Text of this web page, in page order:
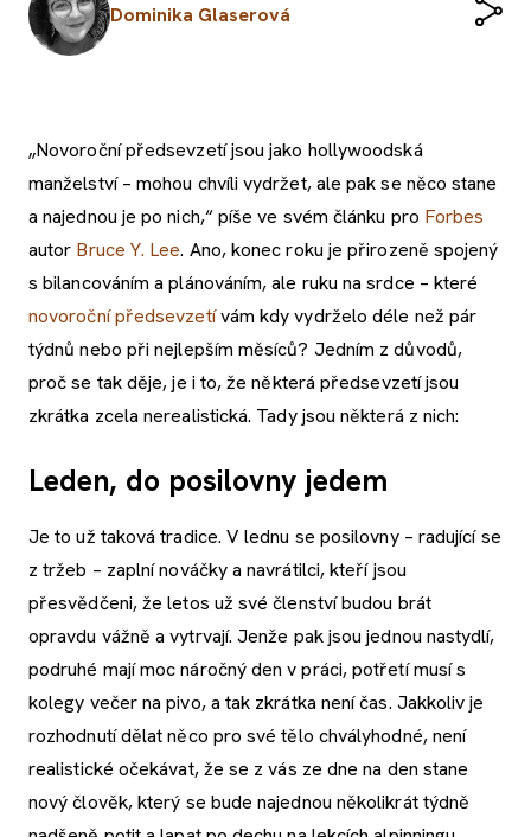
Dominika Glaserová
„Novoroční předsevzetí jsou jako hollywoodská
manželství – mohou chvíli vydržet, ale pak se něco stane
a najednou je po nich,“ píše ve svém článku pro Forbes
autor Bruce Y. Lee. Ano, konec roku je přirozeně spojený
s bilancováním a plánováním, ale ruku na srdce – které
novoroční předsevzetívám kdy vydrželo déle než pár
týdnů nebo při nejlepším měsíců? Jedním z důvodů,
proč se tak děje, je i to, že některá předsevzetí jsou
zkrátka zcela nerealistická. Tady jsou některá z nich:
Leden, do posilovny jedem
Je to už taková tradice. V lednu se posilovny – radující se
z tržeb – zaplní nováčky a navrátilci, kteří jsou
přesvědčeni, že letos už své členství budou brát
opravdu vážně a vytrvají. Jenže pak jsou jednou nastydlí,
podruhé mají moc náročný den v práci, potřetí musí s
kolegy večer na pivo, a tak zkrátka není čas. Jakkoliv je
rozhodnutí dělat něco pro své tělo chvályhodné, není
realistické očekávat, že se z vás ze dne na den stane
nový člověk, který se bude najednou několikrát týdně